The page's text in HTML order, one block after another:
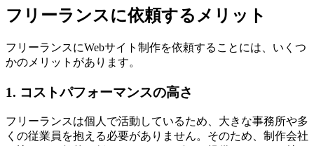
フリーランスに依頼するメリット
フリーランスにWebサイト制作を依頼することには、いくつ
かのメリットがあります。
1. コストパフォーマンスの高さ
フリーランスは個人で活動しているため、大きな事務所や多
くの従業員を抱える必要がありません。そのため、 制作会社